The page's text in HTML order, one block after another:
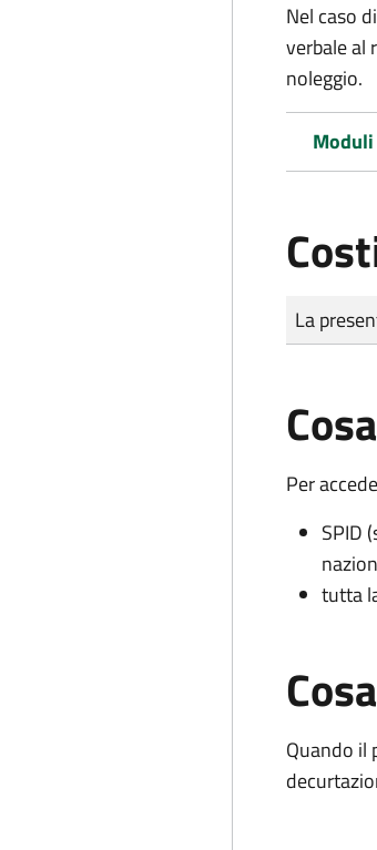
Nel caso
verbale al
noleggio.
Tipo di
Importo
La
Per
SPID
tutta
Quando il